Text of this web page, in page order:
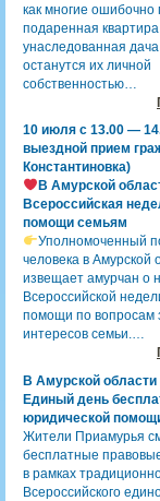
как многие ошибочно
подаренная
унаследованная дача
останутся их личной
собственностью…
10 июля с 13.00 —
выездной прием
Константиновка)
В Амурской
Всероссийская
помощи семьям
Уполномоченный
человека в Амурской
извещает амурчан о
Всероссийской
помощи по вопросам
интересов семьи.…
В Амурской области
Единый день
юридической
Жители Приамурья
бесплатные
в рамках
Всероссийского